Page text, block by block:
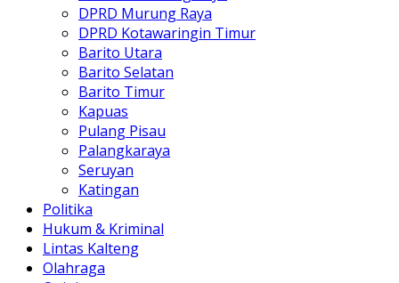
Barito Selatan
Barito Timur
Kapuas
Pulang Pisau
Palangkaraya
Seruyan
Katingan
Politika
Hukum & Kriminal
Lintas Kalteng
Olahraga
Opini
Seni & Budaya
Halaman